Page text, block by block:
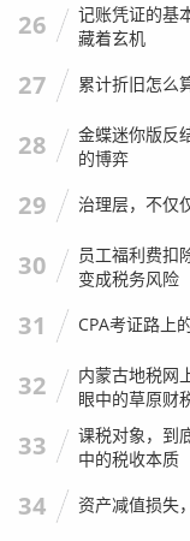
我想聊聊行业的大
现在的技术发展太
始在事务所普及了
函证、抽凭测试
100%。
很多小朋友问我：“
我的观点很明确：
业的判断永远不会
查对不对，未来的
中”。
现在很多企业做数
的不仅仅是会查账
26
记账凭证的基
藏着玄机
27 累计折旧怎么
28
金蝶迷你版反
的博弈
29 治理层，不仅
30
员工福利费扣
变成税务风险
31 CPA考证路上
32
内蒙古地税网
眼中的草原财
33
课税对象，到
中的税收本质
34 资产减值损失